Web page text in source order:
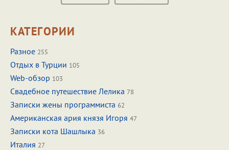
КАТЕГОРИИ
Разное 255
Отдых в Турции 105
Web-обзор 103
Свадебное путешествие Лелика 78
Записки жены программиста 62
Американская ария князя Игоря 47
Записки кота Шашлыка 36
Италия 27